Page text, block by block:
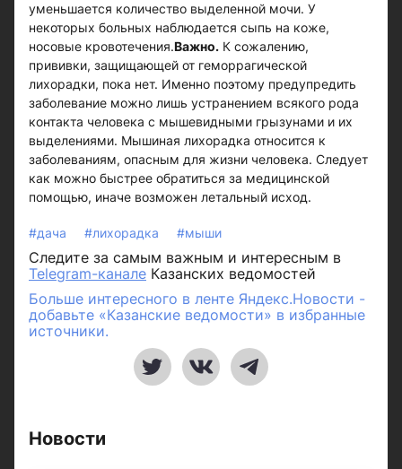
уменьшается количество выделенной мочи. У
некоторых больных наблюдается сыпь на коже,
носовые кровотечения.Важно. К сожалению,
прививки, защищающей от геморрагической
лихорадки, пока нет. Именно поэтому предупредить
заболевание можно лишь устранением всякого рода
контакта человека с мышевидными грызунами и их
выделениями. Мышиная лихорадка относится к
заболеваниям, опасным для жизни человека. Следует
как можно быстрее обратиться за медицинской
помощью, иначе возможен летальный исход.
#дача #лихорадка #мыши
Следите за самым важным и интересным в
Telegram-канале Казанских ведомостей
Больше интересного в ленте Яндекс.Новости -
добавьте «Казанские ведомости» в избранные
источники.
Новости